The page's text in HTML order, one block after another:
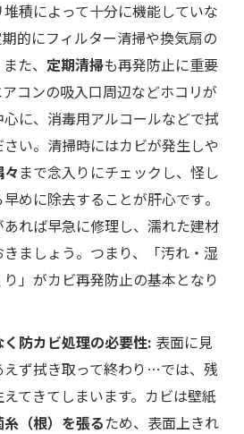
積によって十分に機能していな
的にフィルター清掃や換気扇の
た、 定期清掃も再発防止に重要
コンの吸入口周辺などホコリが
に、消毒用アルコールなどで拭
い​。清掃時にはカビが発生しや
まで念入りにチェックし、怪し
めに除去することが肝心です​。
れば早急に修理し、濡れた建材
ましょう​。つまり、「汚れ・湿
」がカビ再発防止の基本となり
く防カビ処理の必要性: 表面に見
えず拭き取って終わり…では、残
てきてしまいます。カビは壁紙
（根）を張るため、表面上きれ